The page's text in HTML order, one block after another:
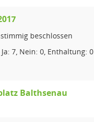
beschlossen
Ja: 7, Nein: 0, Enthaltung: 0
Balthsenau